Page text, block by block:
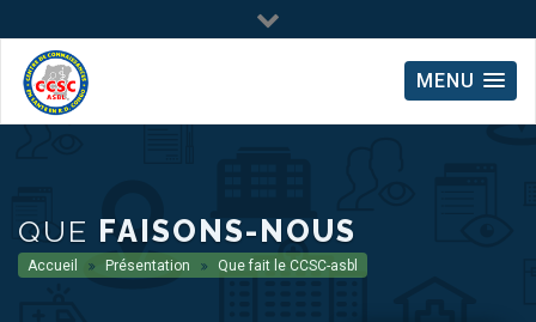
MENU
QUE FAISONS-NOUS
Accueil Présentation Que fait le CCSC-asbl